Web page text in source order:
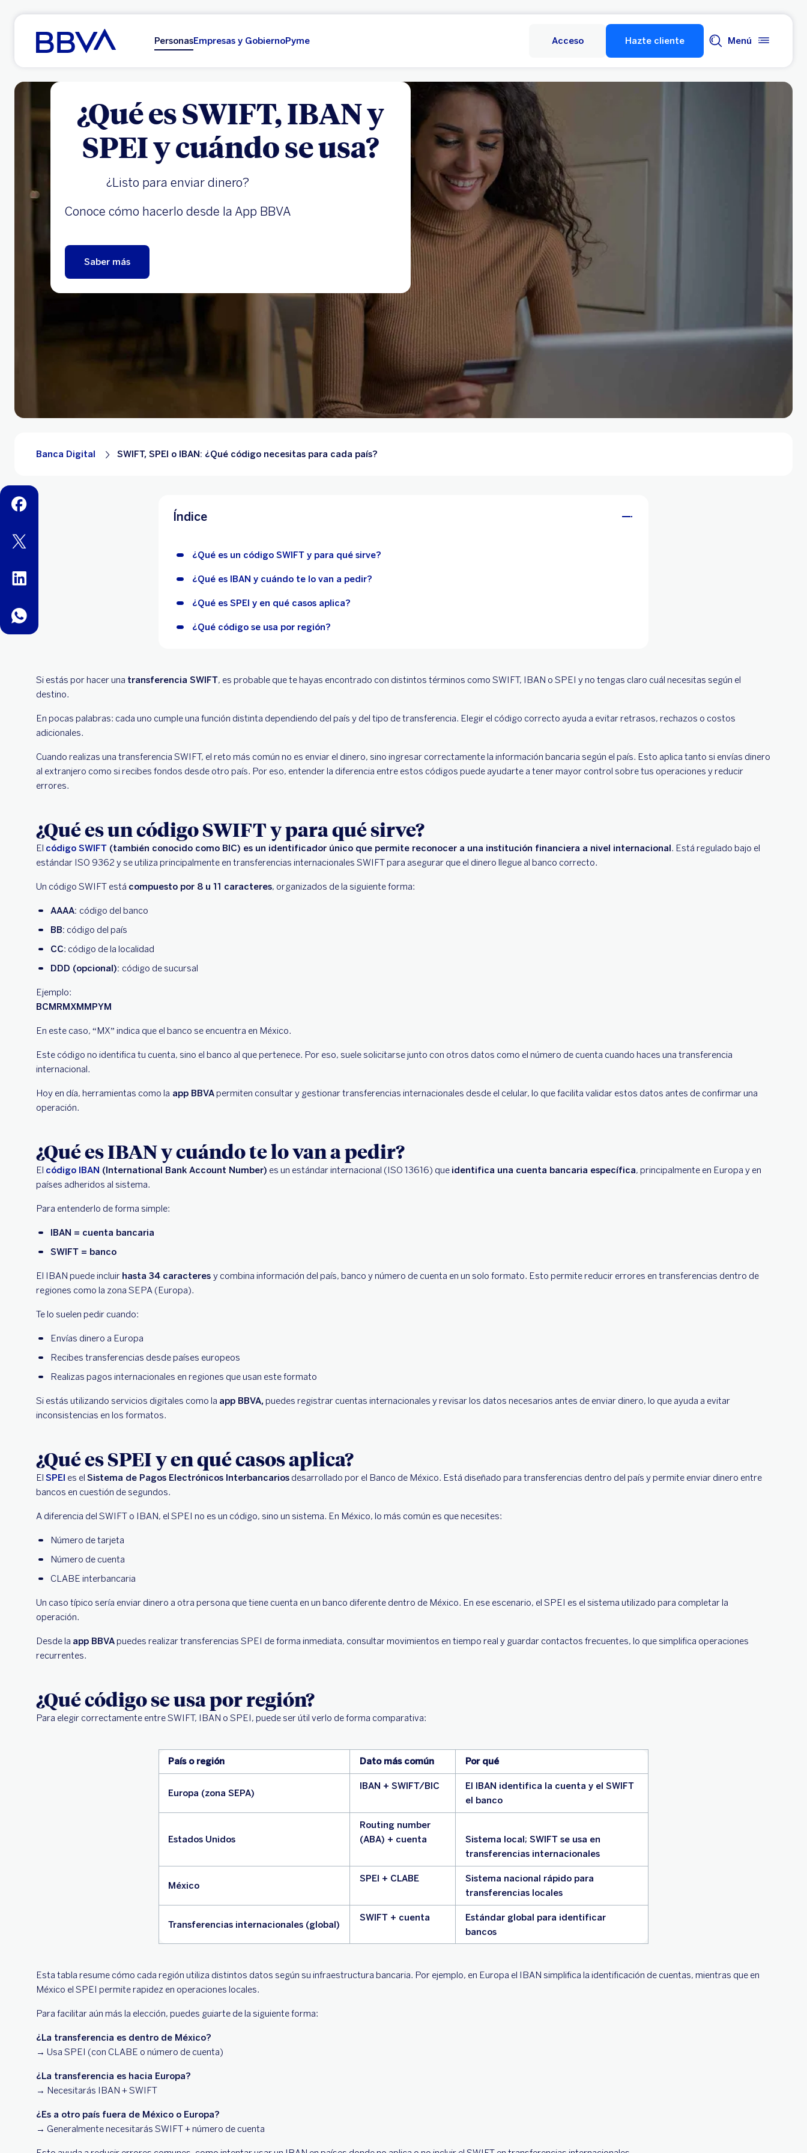
Ir al contenido principal
PersonasEmpresas y GobiernoPyme Acceso Hazte cliente Menú
¿Qué es SWIFT, IBAN y
SPEI y cuándo se usa?
¿Listo para enviar dinero?
Conoce cómo hacerlo desde la App BBVA
Saber más
facebook
twitter
linkedin
whatsapp
Banca Digital SWIFT, SPEI o IBAN: ¿Qué código necesitas para cada país?
Índice
¿Qué es un código SWIFT y para qué sirve?
¿Qué es IBAN y cuándo te lo van a pedir?
¿Qué es SPEI y en qué casos aplica?
¿Qué código se usa por región?
Si estás por hacer una transferencia SWIFT, es probable que te hayas encontrado con distintos términos como SWIFT, IBAN o SPEI y no tengas claro cuál necesitas según el
destino.
En pocas palabras: cada uno cumple una función distinta dependiendo del país y del tipo de transferencia. Elegir el código correcto ayuda a evitar retrasos, rechazos o costos
adicionales.
Cuando realizas una transferencia SWIFT, el reto más común no es enviar el dinero, sino ingresar correctamente la información bancaria según el país. Esto aplica tanto si envías dinero
al extranjero como si recibes fondos desde otro país. Por eso, entender la diferencia entre estos códigos puede ayudarte a tener mayor control sobre tus operaciones y reducir
errores.
¿Qué es un código SWIFT y para qué sirve?
El código SWIFT (también conocido como BIC) es un identificador único que permite reconocer a una institución financiera a nivel internacional. Está regulado bajo el
estándar ISO 9362 y se utiliza principalmente en transferencias internacionales SWIFT para asegurar que el dinero llegue al banco correcto.
Un código SWIFT está compuesto por 8 u 11 caracteres, organizados de la siguiente forma:
AAAA: código del banco
BB: código del país
CC: código de la localidad
DDD (opcional): código de sucursal
Ejemplo:
BCMRMXMMPYM
En este caso, “MX” indica que el banco se encuentra en México.
Este código no identifica tu cuenta, sino el banco al que pertenece. Por eso, suele solicitarse junto con otros datos como el número de cuenta cuando haces una transferencia
internacional.
Hoy en día, herramientas como la app BBVApermiten consultar y gestionar transferencias internacionales desde el celular, lo que facilita validar estos datos antes de confirmar una
operación.
¿Qué es IBAN y cuándo te lo van a pedir?
El código IBAN (International Bank Account Number) es un estándar internacional (ISO 13616) que identifica una cuenta bancaria específica, principalmente en Europa y en
países adheridos al sistema.
Para entenderlo de forma simple:
IBAN = cuenta bancaria
SWIFT = banco
El IBAN puede incluir hasta 34 caracteres y combina información del país, banco y número de cuenta en un solo formato. Esto permite reducir errores en transferencias dentro de
regiones como la zona SEPA (Europa).
Te lo suelen pedir cuando:
Envías dinero a Europa
Recibes transferencias desde países europeos
Realizas pagos internacionales en regiones que usan este formato
Si estás utilizando servicios digitales como la app BBVA,puedes registrar cuentas internacionales y revisar los datos necesarios antes de enviar dinero, lo que ayuda a evitar
inconsistencias en los formatos.
¿Qué es SPEI y en qué casos aplica?
El SPEI es el Sistema de Pagos Electrónicos Interbancarios desarrollado por el Banco de México. Está diseñado para transferencias dentro del país y permite enviar dinero entre
bancos en cuestión de segundos.
A diferencia del SWIFT o IBAN, el SPEI no es un código, sino un sistema. En México, lo más común es que necesites:
Número de tarjeta
Número de cuenta
CLABE interbancaria
Un caso típico sería enviar dinero a otra persona que tiene cuenta en un banco diferente dentro de México. En ese escenario, el SPEI es el sistema utilizado para completar la
operación.
Desde la app BBVApuedes realizar transferencias SPEI de forma inmediata, consultar movimientos en tiempo real y guardar contactos frecuentes, lo que simplifica operaciones
recurrentes.
¿Qué código se usa por región?
Para elegir correctamente entre SWIFT, IBAN o SPEI, puede ser útil verlo de forma comparativa:
País o región Dato más común Por qué
Europa (zona SEPA)
IBAN + SWIFT/BIC
El IBAN identifica la cuenta y el SWIFT
el banco
Estados Unidos
Routing number
(ABA) + cuenta
Sistema local; SWIFT se usa en
transferencias internacionales
México
SPEI + CLABE
Sistema nacional rápido para
transferencias locales
Transferencias internacionales (global)
SWIFT + cuenta
Estándar global para identificar
bancos
Esta tabla resume cómo cada región utiliza distintos datos según su infraestructura bancaria. Por ejemplo, en Europa el IBAN simplifica la identificación de cuentas, mientras que en
México el SPEI permite rapidez en operaciones locales.
Para facilitar aún más la elección, puedes guiarte de la siguiente forma:
¿La transferencia es dentro de México?
→ Usa SPEI (con CLABE o número de cuenta)
¿La transferencia es hacia Europa?
→ Necesitarás IBAN + SWIFT
¿Es a otro país fuera de México o Europa?
→ Generalmente necesitarás SWIFT + número de cuenta